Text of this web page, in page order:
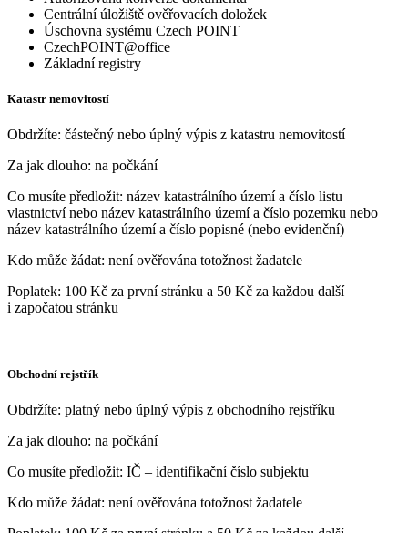
Centrální úložiště ověřovacích doložek
Úschovna systému Czech POINT
CzechPOINT@office
Základní registry
Katastr nemovitostí
Obdržíte: částečný nebo úplný výpis z katastru nemovitostí
Za jak dlouho: na počkání
Co musíte předložit: název katastrálního území a číslo listu
vlastnictví nebo název katastrálního území a číslo pozemku nebo
název katastrálního území a číslo popisné (nebo evidenční)
Kdo může žádat: není ověřována totožnost žadatele
Poplatek: 100 Kč za první stránku a 50 Kč za každou další
i započatou stránku
Obchodní rejstřík
Obdržíte: platný nebo úplný výpis z obchodního rejstříku
Za jak dlouho: na počkání
Co musíte předložit: IČ – identifikační číslo subjektu
Kdo může žádat: není ověřována totožnost žadatele